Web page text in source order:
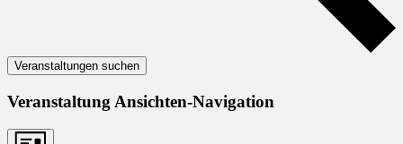
Veranstaltungen suchen
Veranstaltung Ansichten-Navigation